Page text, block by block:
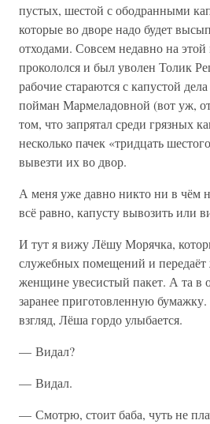
пустых, шестой с ободранными
которые во дворе надо будет
отходами. Совсем недавно на этой
прокололся и был уволен Толик
рабочие стараются с капустой
пойман Мармеладовной (вот уж,
том, что запрятал среди грязных
несколько пачек «тридцать
вывезти их во двор.
А меня уже давно никто ни в чём
всё равно, капусту вывозить или
И тут я вижу Лёшу Морячка,
служебных помещений и
женщине увесистый пакет. А та в
заранее приготовленную
взгляд, Лёша гордо улыбается.
— Видал?
— Видал.
— Смотрю, стоит баба, чуть не